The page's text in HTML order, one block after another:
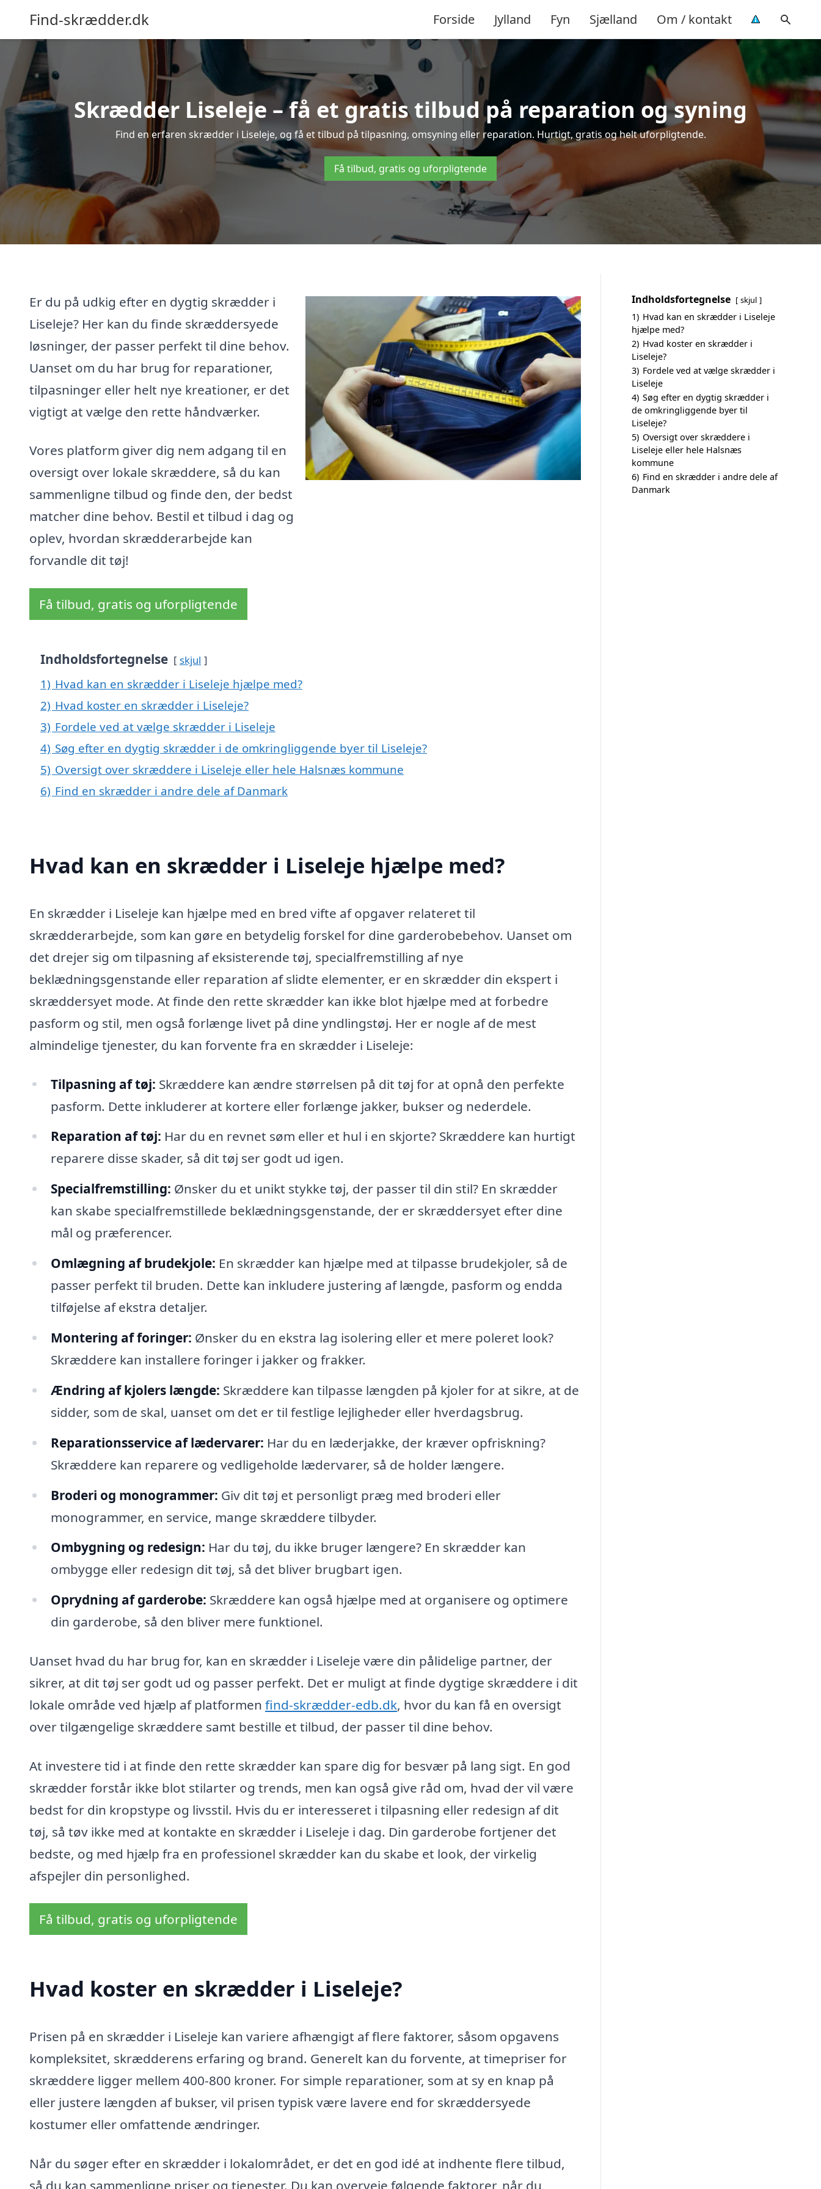
Find-skrædder.dk Forside Jylland Fyn Sjælland Om / kontakt
Skrædder Liseleje – få et gratis tilbud på reparation og syning
Find en erfaren skrædder i Liseleje, og få et tilbud på tilpasning, omsyning eller reparation. Hurtigt, gratis og helt uforpligtende.
Få tilbud, gratis og uforpligtende
Er du på udkig efter en dygtig skrædder i
Liseleje? Her kan du finde skræddersyede
løsninger, der passer perfekt til dine behov.
Uanset om du har brug for reparationer,
tilpasninger eller helt nye kreationer, er det
vigtigt at vælge den rette håndværker.
Vores platform giver dig nem adgang til en
oversigt over lokale skræddere, så du kan
sammenligne tilbud og finde den, der bedst
matcher dine behov. Bestil et tilbud i dag og
oplev, hvordan skrædderarbejde kan
forvandle dit tøj!
Få tilbud, gratis og uforpligtende
Indholdsfortegnelse skjul
1) Hvad kan en skrædder i Liseleje hjælpe med?
2) Hvad koster en skrædder i Liseleje?
3) Fordele ved at vælge skrædder i Liseleje
4) Søg efter en dygtig skrædder i de omkringliggende byer til Liseleje?
5) Oversigt over skræddere i Liseleje eller hele Halsnæs kommune
6) Find en skrædder i andre dele af Danmark
Hvad kan en skrædder i Liseleje hjælpe med?
En skrædder i Liseleje kan hjælpe med en bred vifte af opgaver relateret til
skrædderarbejde, som kan gøre en betydelig forskel for dine garderobebehov. Uanset om
det drejer sig om tilpasning af eksisterende tøj, specialfremstilling af nye
beklædningsgenstande eller reparation af slidte elementer, er en skrædder din ekspert i
skræddersyet mode. At finde den rette skrædder kan ikke blot hjælpe med at forbedre
pasform og stil, men også forlænge livet på dine yndlingstøj. Her er nogle af de mest
almindelige tjenester, du kan forvente fra en skrædder i Liseleje:
Tilpasning af tøj: Skræddere kan ændre størrelsen på dit tøj for at opnå den perfekte
pasform. Dette inkluderer at kortere eller forlænge jakker, bukser og nederdele.
Reparation af tøj: Har du en revnet søm eller et hul i en skjorte? Skræddere kan hurtigt
reparere disse skader, så dit tøj ser godt ud igen.
Specialfremstilling: Ønsker du et unikt stykke tøj, der passer til din stil? En skrædder
kan skabe specialfremstillede beklædningsgenstande, der er skræddersyet efter dine
mål og præferencer.
Omlægning af brudekjole: En skrædder kan hjælpe med at tilpasse brudekjoler, så de
passer perfekt til bruden. Dette kan inkludere justering af længde, pasform og endda
tilføjelse af ekstra detaljer.
Montering af foringer: Ønsker du en ekstra lag isolering eller et mere poleret look?
Skræddere kan installere foringer i jakker og frakker.
Ændring af kjolers længde: Skræddere kan tilpasse længden på kjoler for at sikre, at de
sidder, som de skal, uanset om det er til festlige lejligheder eller hverdagsbrug.
Reparationsservice af lædervarer: Har du en læderjakke, der kræver opfriskning?
Skræddere kan reparere og vedligeholde lædervarer, så de holder længere.
Broderi og monogrammer: Giv dit tøj et personligt præg med broderi eller
monogrammer, en service, mange skræddere tilbyder.
Ombygning og redesign: Har du tøj, du ikke bruger længere? En skrædder kan
ombygge eller redesign dit tøj, så det bliver brugbart igen.
Oprydning af garderobe: Skræddere kan også hjælpe med at organisere og optimere
din garderobe, så den bliver mere funktionel.
Uanset hvad du har brug for, kan en skrædder i Liseleje være din pålidelige partner, der
sikrer, at dit tøj ser godt ud og passer perfekt. Det er muligt at finde dygtige skræddere i dit
lokale område ved hjælp af platformen find-skrædder-edb.dk, hvor du kan få en oversigt
over tilgængelige skræddere samt bestille et tilbud, der passer til dine behov.
At investere tid i at finde den rette skrædder kan spare dig for besvær på lang sigt. En god
skrædder forstår ikke blot stilarter og trends, men kan også give råd om, hvad der vil være
bedst for din kropstype og livsstil. Hvis du er interesseret i tilpasning eller redesign af dit
tøj, så tøv ikke med at kontakte en skrædder i Liseleje i dag. Din garderobe fortjener det
bedste, og med hjælp fra en professionel skrædder kan du skabe et look, der virkelig
afspejler din personlighed.
Få tilbud, gratis og uforpligtende
Hvad koster en skrædder i Liseleje?
Prisen på en skrædder i Liseleje kan variere afhængigt af flere faktorer, såsom opgavens
kompleksitet, skrædderens erfaring og brand. Generelt kan du forvente, at timepriser for
skræddere ligger mellem 400-800 kroner. For simple reparationer, som at sy en knap på
eller justere længden af bukser, vil prisen typisk være lavere end for skræddersyede
kostumer eller omfattende ændringer.
Når du søger efter en skrædder i lokalområdet, er det en god idé at indhente flere tilbud,
så du kan sammenligne priser og tjenester. Du kan overveje følgende faktorer, når du
Indholdsfortegnelse skjul
1) Hvad kan en skrædder i Liseleje
hjælpe med?
2) Hvad koster en skrædder i
Liseleje?
3) Fordele ved at vælge skrædder i
Liseleje
4) Søg efter en dygtig skrædder i
de omkringliggende byer til
Liseleje?
5) Oversigt over skræddere i
Liseleje eller hele Halsnæs
kommune
6) Find en skrædder i andre dele af
Danmark